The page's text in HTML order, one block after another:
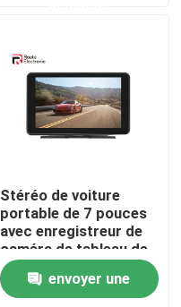
Stéréo de voiture
portable de 7 pouces
avec enregistreur de
caméra de tableau de
bord Bluetooth 5.0
envoyer une